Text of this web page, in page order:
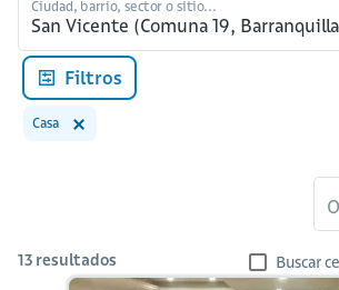
Ciudad, barrio, sector o sitio...
Filtros
Casa
13 resultados Buscar